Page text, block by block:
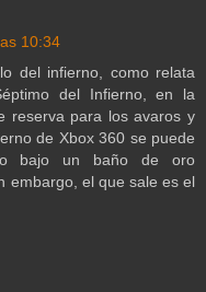
10:34
del infierno, como relata
del Infierno, en la
reserva para los avaros y
de Xbox 360 se puede
bajo un baño de oro
embargo, el que sale es el